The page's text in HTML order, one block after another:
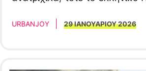
URBANJOY 29 ΙΑΝΟΥΑΡΙΟΥ 2026